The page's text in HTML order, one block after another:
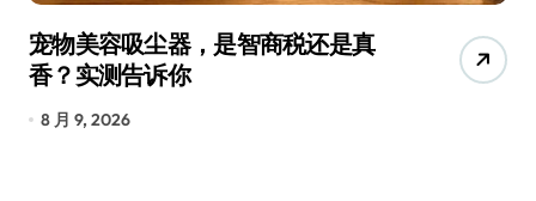
宠物美容吸尘器，是智商税还是真
香？实测告诉你
8 月 9, 2026